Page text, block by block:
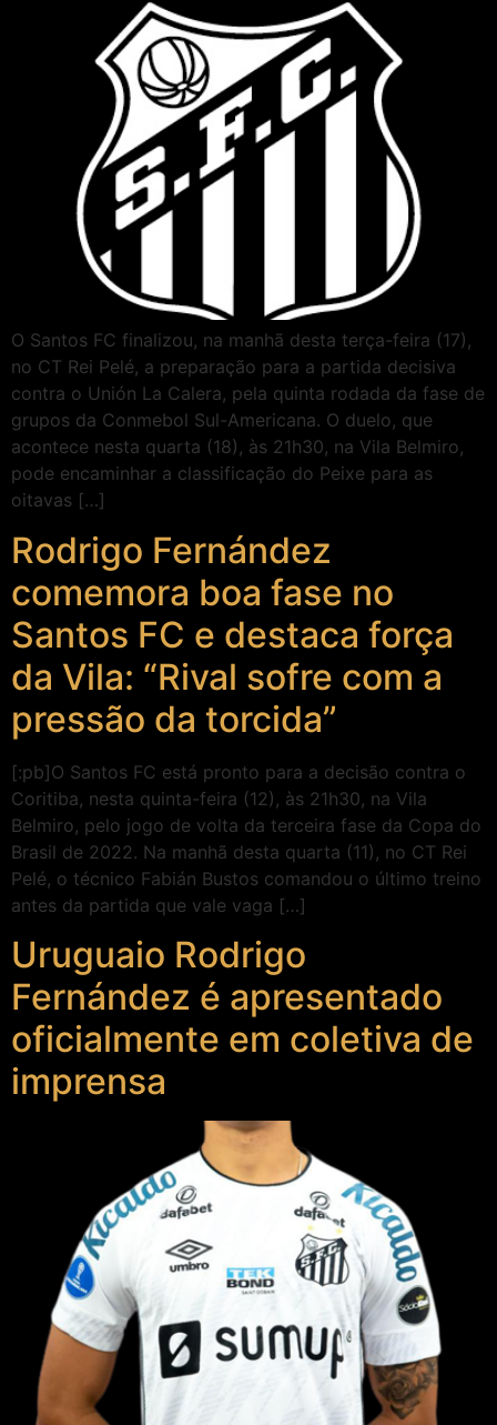
O Santos FC finalizou, na manhã desta terça-feira (17),
no CT Rei Pelé, a preparação para a partida decisiva
contra o Unión La Calera, pela quinta rodada da fase de
grupos da Conmebol Sul-Americana. O duelo, que
acontece nesta quarta (18), às 21h30, na Vila Belmiro,
pode encaminhar a classificação do Peixe para as
oitavas […]
Rodrigo Fernández
comemora boa fase no
Santos FC e destaca força
da Vila: “Rival sofre com a
pressão da torcida”
[:pb]O Santos FC está pronto para a decisão contra o
Coritiba, nesta quinta-feira (12), às 21h30, na Vila
Belmiro, pelo jogo de volta da terceira fase da Copa do
Brasil de 2022. Na manhã desta quarta (11), no CT Rei
Pelé, o técnico Fabián Bustos comandou o último treino
antes da partida que vale vaga […]
Uruguaio Rodrigo
Fernández é apresentado
oficialmente em coletiva de
imprensa